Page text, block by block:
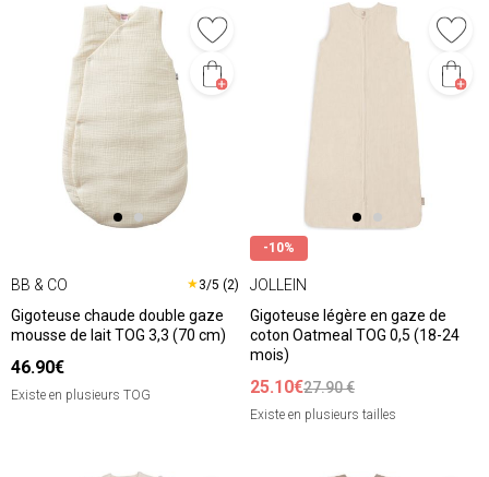
BB & CO ★3/5 (2)
Gigoteuse chaude double gaze
mousse de lait TOG 3,3 (70 cm)
46.90€
Existe en plusieurs TOG
-10%
JOLLEIN
Gigoteuse légère en gaze de
coton Oatmeal TOG 0,5 (18-24
mois)
25.10€27.90 €
Existe en plusieurs tailles